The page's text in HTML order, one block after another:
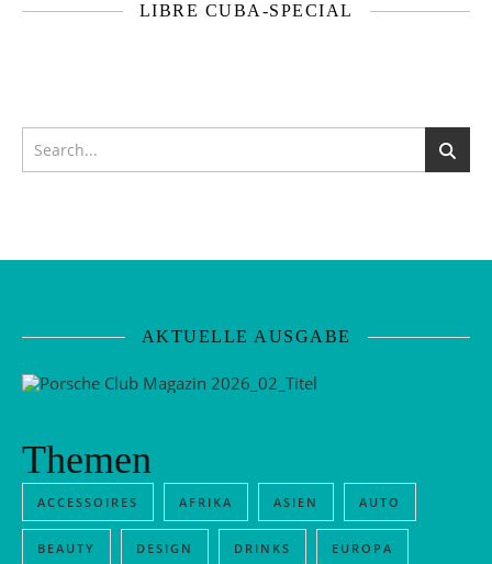
LIBRE CUBA-SPECIAL
AKTUELLE AUSGABE
Themen
ACCESSOIRES AFRIKA ASIEN AUTO
BEAUTY DESIGN DRINKS EUROPA